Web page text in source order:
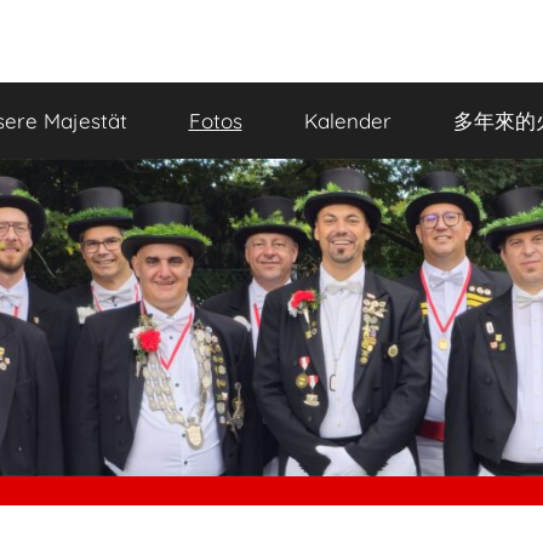
Majestät Fotos Kalender 多年來的